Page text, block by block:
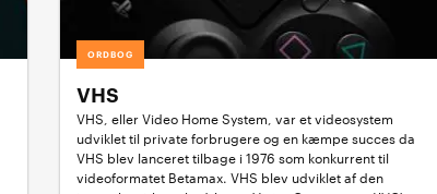
ORDBOG
VHS
VHS, eller Video Home System, var et videosystem
udviklet til private forbrugere og en kæmpe succes da
VHS blev lanceret tilbage i 1976 som konkurrent til
videoformatet Betamax. VHS blev udviklet af den